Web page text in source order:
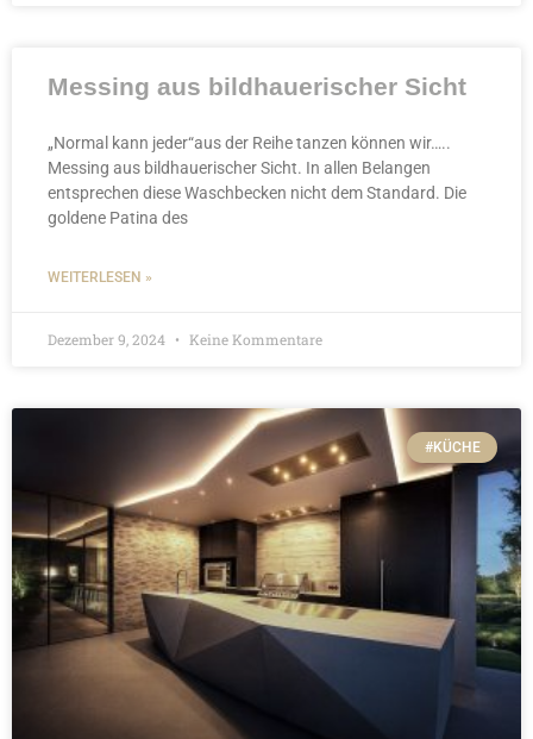
Messing aus bildhauerischer Sicht
„Normal kann jeder“aus der Reihe tanzen können wir…..
Messing aus bildhauerischer Sicht. In allen Belangen
entsprechen diese Waschbecken nicht dem Standard. Die
goldene Patina des
WEITERLESEN »
Dezember 9, 2024 Keine Kommentare
#KÜCHE